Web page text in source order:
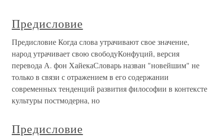
Предисловие
Предисловие Когда слова утрачивают свое значение,
народ утрачивает свою свободуКонфуций, версия
перевода А. фон ХайекаСловарь назван "новейшим" не
только в связи с отражением в его содержании
современных тенденций развития философии в контексте
культуры постмодерна, но
Предисловие